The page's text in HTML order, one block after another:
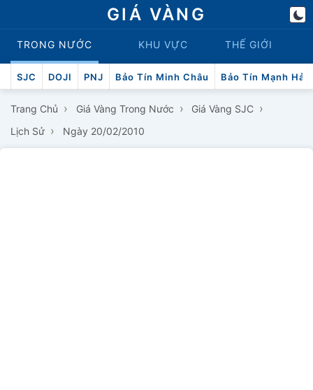
GIÁ VÀNG
TRONG NƯỚC KHU VỰC THẾ GIỚI
SJC DOJI PNJ Bảo Tín Minh Châu Bảo Tín Mạnh Hải
Trang Chủ › Giá Vàng Trong Nước › Giá Vàng SJC ›
Lịch Sử › Ngày 20/02/2010